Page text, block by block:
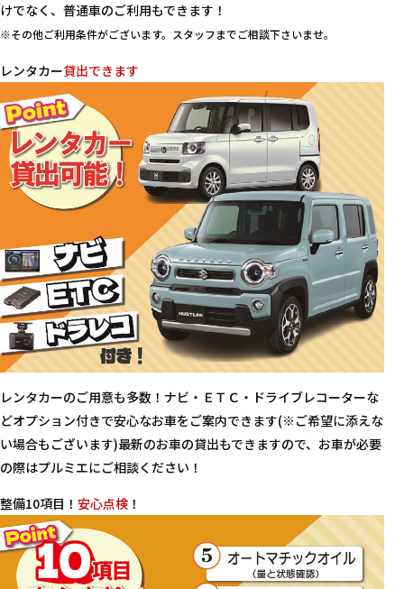
けでなく、普通車のご利用もできます！
※その他ご利用条件がございます。スタッフまでご相談下さいませ。
レンタカー貸出できます
レンタカーのご用意も多数！ナビ・ＥＴＣ・ドライブレコーターな
どオプション付きで安心なお車をご案内できます(※ご希望に添えな
い場合もございます)最新のお車の貸出もできますので、お車が必要
の際はプルミエにご相談ください！
整備10項目！ 安心点検 ！